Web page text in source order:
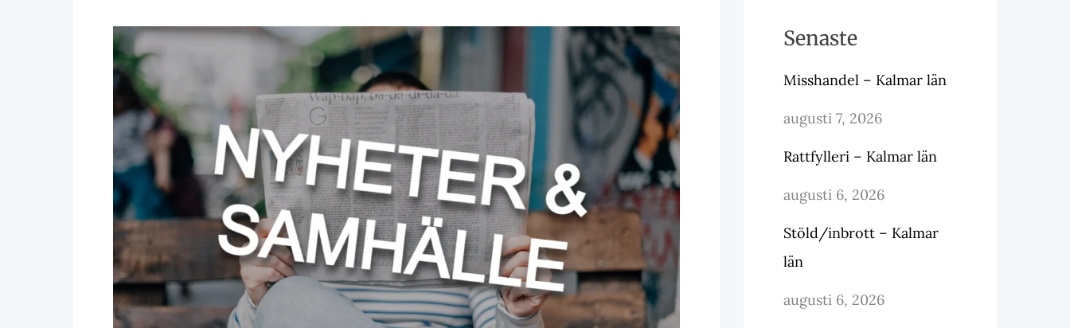
Senaste
Misshandel – Kalmar län
augusti 7, 2026
Rattfylleri – Kalmar län
augusti 6, 2026
Stöld/inbrott – Kalmar
län
augusti 6, 2026